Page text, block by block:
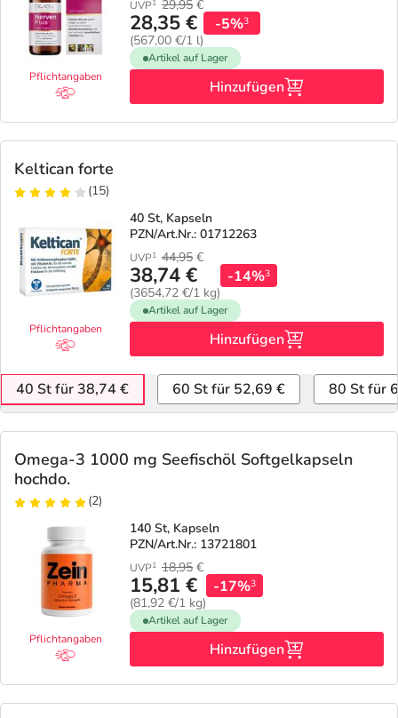
Pflichtangaben
UVP1 29,95 €
28,35 €
(567,00 €/1 l)
-5%3
Artikel auf Lager
Hinzufügen
Keltican forte
(15)
Pflichtangaben
40 St, Kapseln
PZN/Art.Nr.: 01712263
UVP1 44,95 €
38,74 €
(3654,72 €/1 kg)
-14%3
Artikel auf Lager
Hinzufügen
40 St für 38,74 € 60 St für 52,69 € 80 St für
Omega-3 1000 mg Seefischöl Softgelkapseln
hochdo.
(2)
Pflichtangaben
140 St, Kapseln
PZN/Art.Nr.: 13721801
UVP1 18,95 €
15,81 €
(81,92 €/1 kg)
-17%3
Artikel auf Lager
Hinzufügen